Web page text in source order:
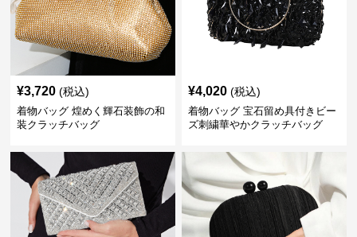
¥3,720 (税込)
着物バッグ 煌めく輝石装飾の和
装クラッチバッグ
¥4,020 (税込)
着物バッグ 宝石留め具付きビー
ズ刺繍華やかクラッチバッグ